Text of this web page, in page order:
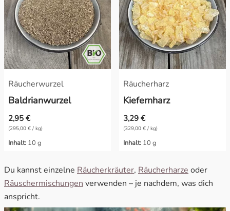
Räucherwurzel
Baldrianwurzel
2,95 €
(295,00 € / kg)
Inhalt: 10 g
Räucherharz
Kiefernharz
3,29 €
(329,00 € / kg)
Inhalt: 10 g
Du kannst einzelne Räucherkräuter, Räucherharze oder
Räuschermischungen verwenden – je nachdem, was dich
anspricht.